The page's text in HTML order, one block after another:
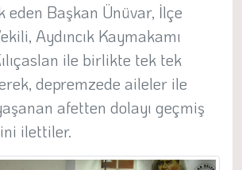
eden Başkan Ünüvar, İlçe
Aydıncık Kaymakamı
ile birlikte tek tek
depremzede aileler ile
afetten dolayı geçmiş
ilettiler.